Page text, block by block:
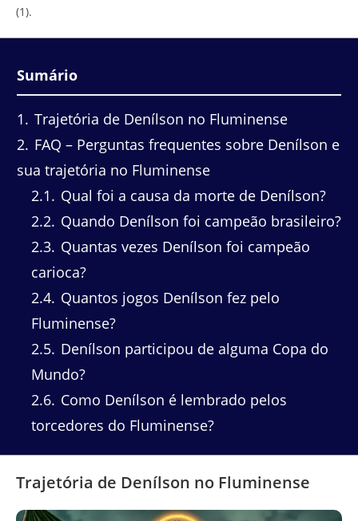
(1).
Sumário
1
Trajetória de Denílson no Fluminense
2 FAQ – Perguntas frequentes sobre Denílson e
sua trajetória no Fluminense
2.1
Qual foi a causa da morte de Denílson?
2.2 Quando Denílson foi campeão brasileiro?
2.3 Quantas vezes Denílson foi campeão
carioca?
2.4 Quantos jogos Denílson fez pelo
Fluminense?
2.5 Denílson participou de alguma Copa do
Mundo?
2.6 Como Denílson é lembrado pelos
torcedores do Fluminense?
Trajetória de Denílson no Fluminense